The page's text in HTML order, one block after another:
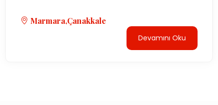
Marmara,Çanakkale
Devamını Oku